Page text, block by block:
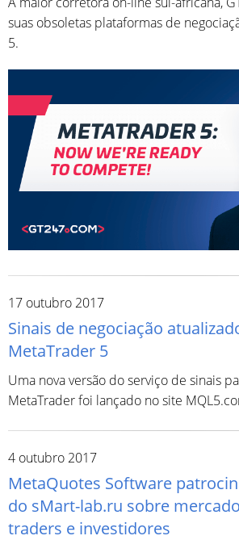
suas obsoletas plataformas de
5.
17 outubro 2017
Sinais de negociação
MetaTrader 5
Uma nova versão do serviço de sinais
MetaTrader foi lançado no site
4 outubro 2017
MetaQuotes Software
do sMart-lab.ru sobre
traders e investidores